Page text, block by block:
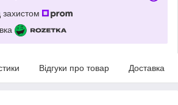
Відгуки про товар Доставка